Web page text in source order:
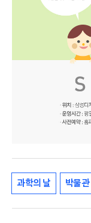
과학의 날 박물관